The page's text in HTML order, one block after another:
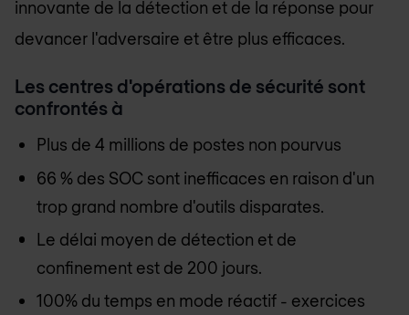
innovante de la détection et de la réponse pour
devancer l'adversaire et être plus efficaces.
Les centres d'opérations de sécurité sont
confrontés à
Plus de 4 millions de postes non pourvus
66 % des SOC sont inefficaces en raison d'un
trop grand nombre d'outils disparates.
Le délai moyen de détection et de
confinement est de 200 jours.
100% du temps en mode réactif - exercices